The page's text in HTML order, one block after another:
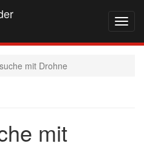
auf-
und
mit Drohne
mit